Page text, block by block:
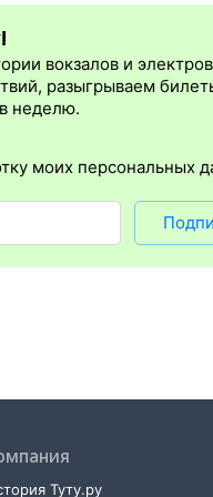
Её плюс в том, что не
доступна почти для всех
оригинал
регистрации еще
вокзалов и
разыгрываем
неделю.
моих персональных
Туту.ру